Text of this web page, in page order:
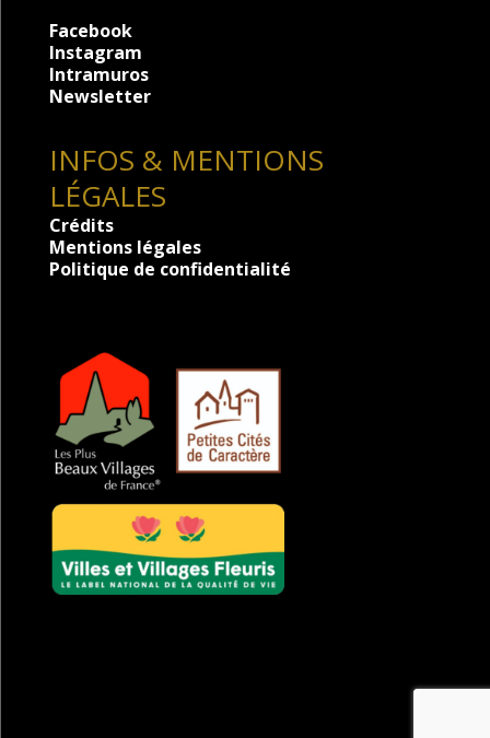
Facebook
Instagram
Intramuros
Newsletter
INFOS & MENTIONS
LÉGALES
Crédits
Mentions légales
Politique de confidentialité